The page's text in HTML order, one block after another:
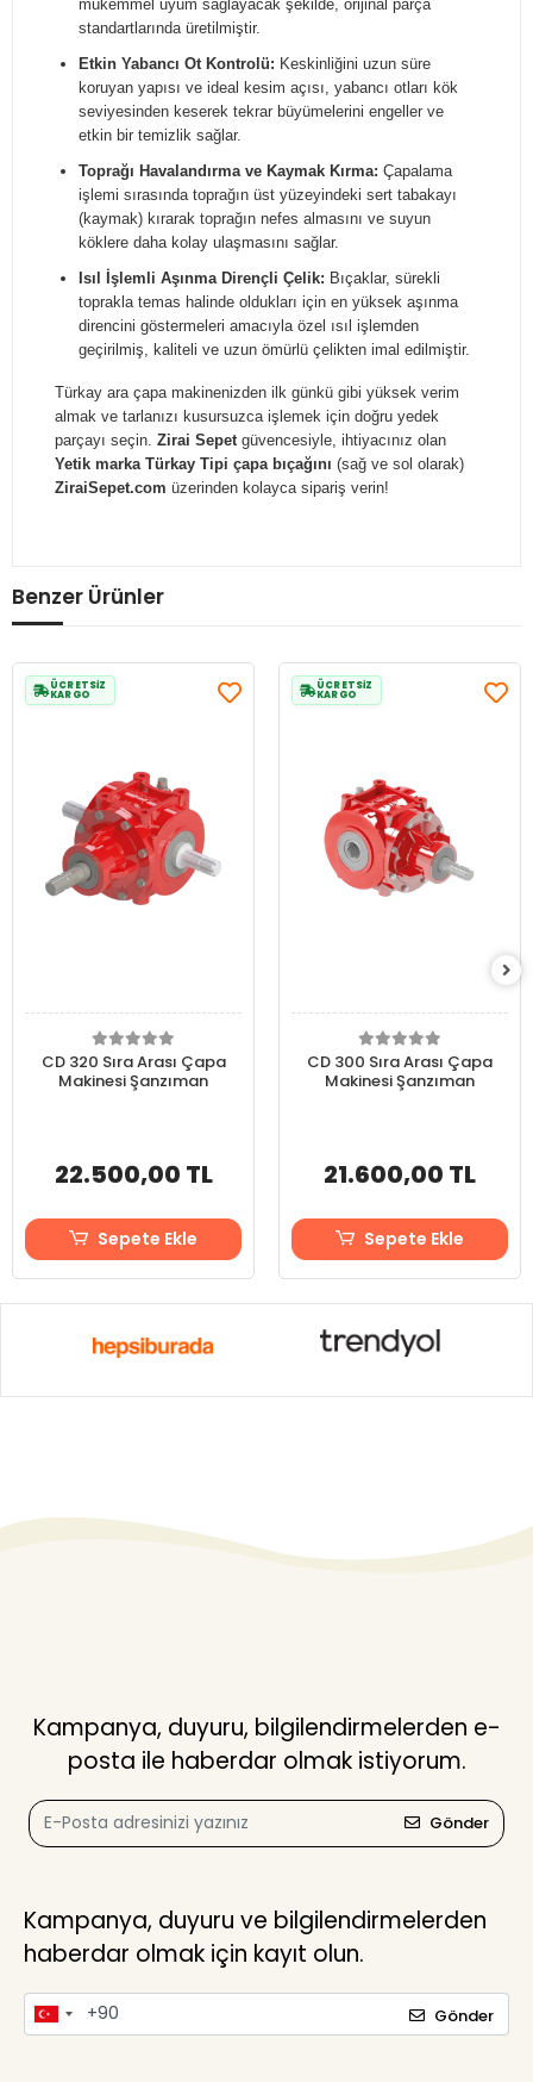
mükemmel uyum sağlayacak şekilde, orijinal parça
standartlarında üretilmiştir.
Etkin Yabancı Ot Kontrolü: Keskinliğini uzun süre
koruyan yapısı ve ideal kesim açısı, yabancı otları kök
seviyesinden keserek tekrar büyümelerini engeller ve
etkin bir temizlik sağlar.
Toprağı Havalandırma ve Kaymak Kırma: Çapalama
işlemi sırasında toprağın üst yüzeyindeki sert tabakayı
(kaymak) kırarak toprağın nefes almasını ve suyun
köklere daha kolay ulaşmasını sağlar.
Isıl İşlemli Aşınma Dirençli Çelik: Bıçaklar, sürekli
toprakla temas halinde oldukları için en yüksek aşınma
direncini göstermeleri amacıyla özel ısıl işlemden
geçirilmiş, kaliteli ve uzun ömürlü çelikten imal edilmiştir.
Türkay ara çapa makinenizden ilk günkü gibi yüksek verim
almak ve tarlanızı kusursuzca işlemek için doğru yedek
parçayı seçin. Zirai Sepetgüvencesiyle, ihtiyacınız olan
Yetik marka Türkay Tipi çapa bıçağını (sağ ve sol olarak)
ZiraiSepet.com üzerinden kolayca sipariş verin!
Benzer Ürünler
ÜCRETSİZ
KARGO
CD 320 Sıra Arası Çapa
Makinesi Şanzıman
22.500,00 TL
Sepete Ekle
ÜCRETSİZ
KARGO
CD 300 Sıra Arası Çapa
Makinesi Şanzıman
21.600,00 TL
Sepete Ekle
Kampanya, duyuru, bilgilendirmelerden e-
posta ile haberdar olmak istiyorum.
Gönder
Kampanya, duyuru ve bilgilendirmelerden
haberdar olmak için kayıt olun.
Gönder